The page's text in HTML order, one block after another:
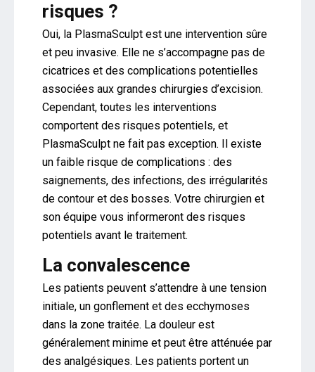
risques ?
Oui, la PlasmaSculpt est une intervention sûre
et peu invasive. Elle ne s’accompagne pas de
cicatrices et des complications potentielles
associées aux grandes chirurgies d’excision.
Cependant, toutes les interventions
comportent des risques potentiels, et
PlasmaSculpt ne fait pas exception. Il existe
un faible risque de complications : des
saignements, des infections, des irrégularités
de contour et des bosses. Votre chirurgien et
son équipe vous informeront des risques
potentiels avant le traitement.
La convalescence
Les patients peuvent s’attendre à une tension
initiale, un gonflement et des ecchymoses
dans la zone traitée. La douleur est
généralement minime et peut être atténuée par
des analgésiques. Les patients portent un